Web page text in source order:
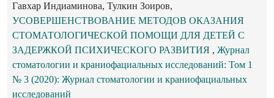
Гавхар Индиаминова, Тулкин Зоиров,
УСОВЕРШЕНСТВОВАНИЕ МЕТОДОВ ОКАЗАНИЯ
СТОМАТОЛОГИЧЕСКОЙ ПОМОЩИ ДЛЯ ДЕТЕЙ С
ЗАДЕРЖКОЙ ПСИХИЧЕСКОГО РАЗВИТИЯ , Журнал
стоматологии и краниофациальных исследований: Том 1
№ 3 (2020): Журнал стоматологии и краниофациальных
исследований